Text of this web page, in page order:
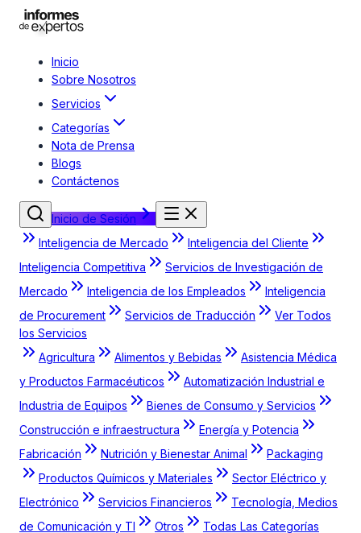
Inicio
Sobre Nosotros
Servicios
Categorías
Nota de Prensa
Blogs
Contáctenos
Inicio de Sesión
Inteligencia de Mercado
Inteligencia del Cliente
Inteligencia Competitiva
Servicios de Investigación de
Mercado
Inteligencia de los Empleados
Inteligencia
de Procurement
Servicios de Traducción
Ver Todos
los Servicios
Agricultura
Alimentos y Bebidas
Asistencia Médica
y Productos Farmacéuticos
Automatización Industrial e
Industria de Equipos
Bienes de Consumo y Servicios
Construcción e infraestructura
Energía y Potencia
Fabricación
Nutrición y Bienestar Animal
Packaging
Productos Químicos y Materiales
Sector Eléctrico y
Electrónico
Servicios Financieros
Tecnología, Medios
de Comunicación y TI
Otros Todas Las Categorías